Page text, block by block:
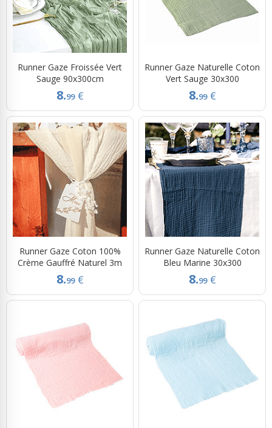
Runner Gaze Froissée Vert
Sauge 90x300cm
8.99 €
Runner Gaze Naturelle Coton
Vert Sauge 30x300
8.99 €
Runner Gaze Coton 100%
Crème Gauffré Naturel 3m
8.99 €
Runner Gaze Naturelle Coton
Bleu Marine 30x300
8.99 €